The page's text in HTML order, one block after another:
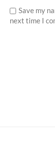
Save my
next time I